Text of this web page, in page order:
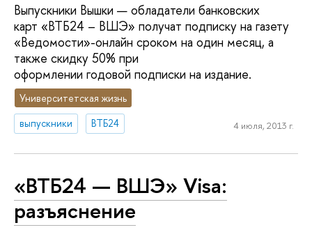
Выпускники Вышки — обладатели банковских
карт «ВТБ24 – ВШЭ» получат подписку на газету
«Ведомости»-онлайн сроком на один месяц, а
также скидку 50% при
оформлении годовой подписки на издание.
Университетская жизнь
выпускники
ВТБ24 4 июля, 2013 г.
«ВТБ24 — ВШЭ» Visa:
разъяснение